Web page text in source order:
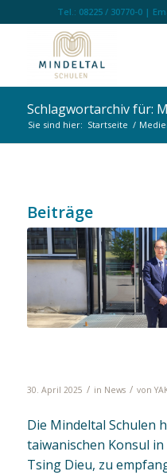
Tel.: 08225 / 30770-0 |
Schlagwortarchiv für:
Sie sind hier: Startseite /
Beiträge
30. April 2025 / in News / von
Die Mindeltal Schulen
taiwanischen Konsul
Tsing Dieu, zu